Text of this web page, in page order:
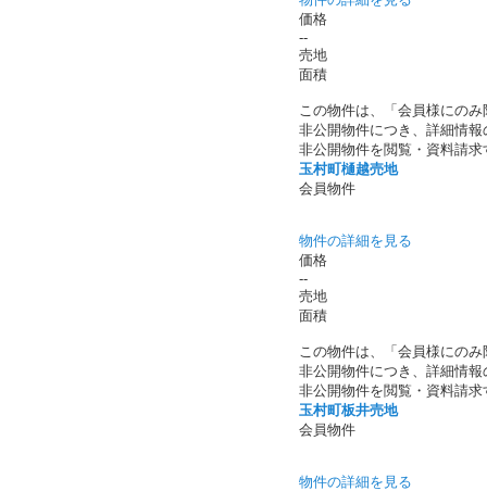
価格
--
売地
面積
この物件は、「会員様にの
非公開物件につき、詳細情
非公開物件を閲覧・資料請
玉村町樋越売地
会員物件
物件の詳細を見る
価格
--
売地
面積
この物件は、「会員様にの
非公開物件につき、詳細情
非公開物件を閲覧・資料請
玉村町板井売地
会員物件
物件の詳細を見る